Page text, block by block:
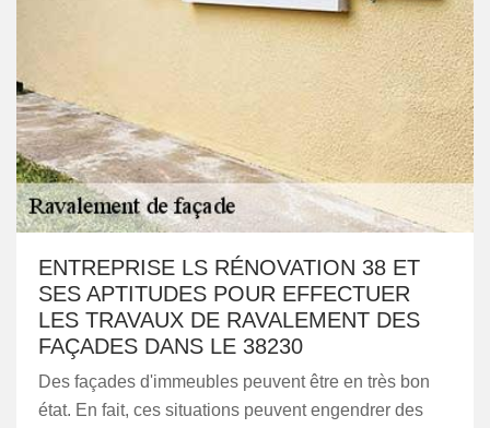
ENTREPRISE LS RÉNOVATION 38 ET
SES APTITUDES POUR EFFECTUER
LES TRAVAUX DE RAVALEMENT DES
FAÇADES DANS LE 38230
Des façades d'immeubles peuvent être en très bon
état. En fait, ces situations peuvent engendrer des